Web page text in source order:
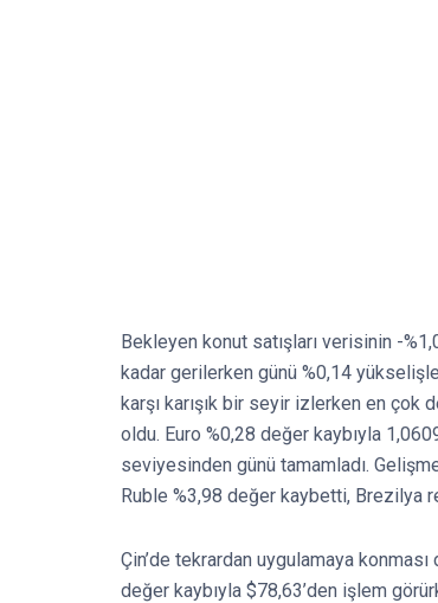
Bekleyen konut satışları verisinin -
kadar gerilerken günü %0,14
karşı karışık bir seyir izlerken en çok
oldu. Euro %0,28 değer kaybıyla
seviyesinden günü tamamladı.
Ruble %3,98 değer kaybetti, Brezilya
Çin’de tekrardan uygulamaya
değer kaybıyla $78,63’den işlem